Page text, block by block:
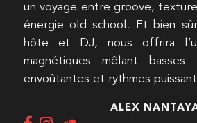
un voyage entre groove,
énergie old school. Et bien
hôte et DJ, nous offrira
magnétiques mêlant basses
envoûtantes et rythmes
ALEX